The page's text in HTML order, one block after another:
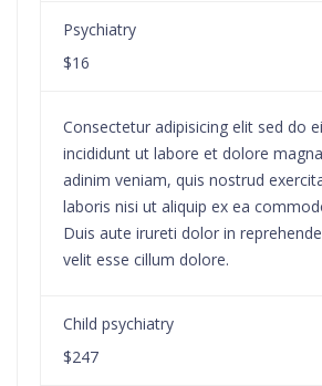
Psychiatry
$16
Consectetur adipisicing elit sed do
incididunt ut labore et dolore
adinim veniam, quis nostrud
laboris nisi ut aliquip ex ea
Duis aute irureti dolor in
velit esse cillum dolore.
Child psychiatry
$247